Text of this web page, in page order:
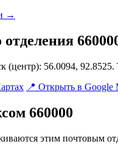
→
(центр): 56.0094,
📍 Открыть в Google
660000
этим почтовым